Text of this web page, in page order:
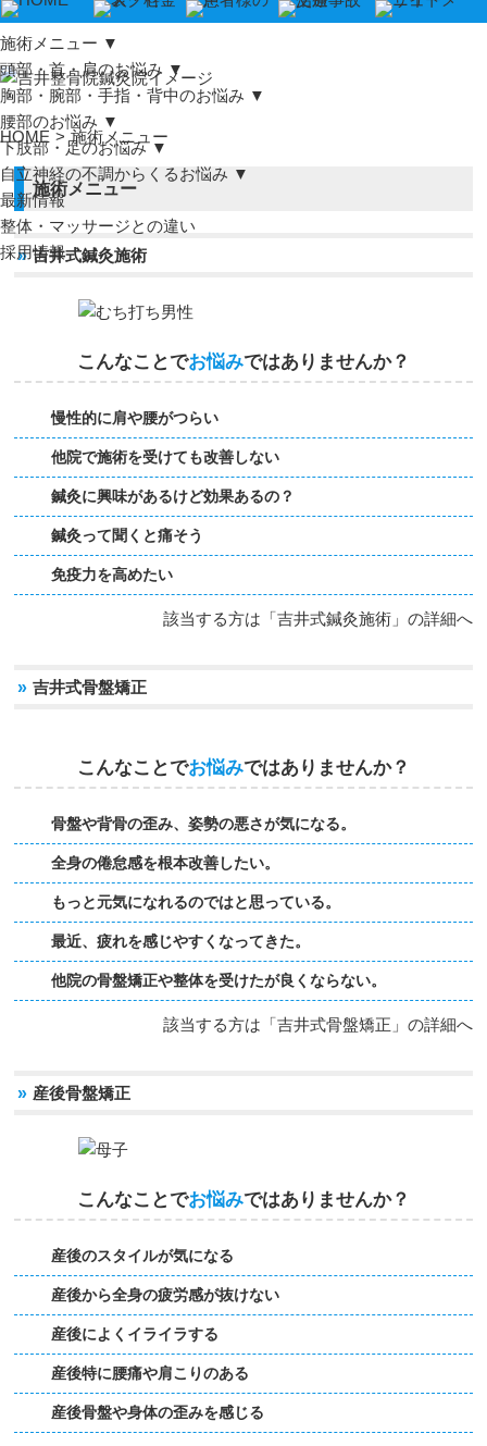
施術メニュー ▼
頭部・首・肩のお悩み ▼
胸部・腕部・手指・背中のお悩み ▼
腰部のお悩み ▼
下肢部・足のお悩み ▼
自立神経の不調からくるお悩み ▼
最新情報
整体・マッサージとの違い
採用情報
HOME > 施術メニュー
施術メニュー
» 吉井式鍼灸施術
こんなことでお悩みではありませんか？
慢性的に肩や腰がつらい
他院で施術を受けても改善しない
鍼灸に興味があるけど効果あるの？
鍼灸って聞くと痛そう
免疫力を高めたい
該当する方は「吉井式鍼灸施術」の詳細へ
» 吉井式骨盤矯正
こんなことでお悩みではありませんか？
骨盤や背骨の歪み、姿勢の悪さが気になる。
全身の倦怠感を根本改善したい。
もっと元気になれるのではと思っている。
最近、疲れを感じやすくなってきた。
他院の骨盤矯正や整体を受けたが良くならない。
該当する方は「吉井式骨盤矯正」の詳細へ
» 産後骨盤矯正
こんなことでお悩みではありませんか？
産後のスタイルが気になる
産後から全身の疲労感が抜けない
産後によくイライラする
産後特に腰痛や肩こりのある
産後骨盤や身体の歪みを感じる